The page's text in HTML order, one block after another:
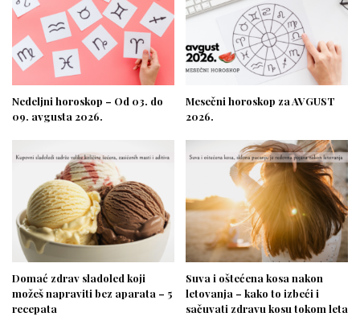
Nedeljni horoskop – Od 03. do
09. avgusta 2026.
Mesečni horoskop za AVGUST
2026.
Domać zdrav sladoled koji
možeš napraviti bez aparata – 5
recepata
Suva i oštećena kosa nakon
letovanja – kako to izbeći i
sačuvati zdravu kosu tokom leta